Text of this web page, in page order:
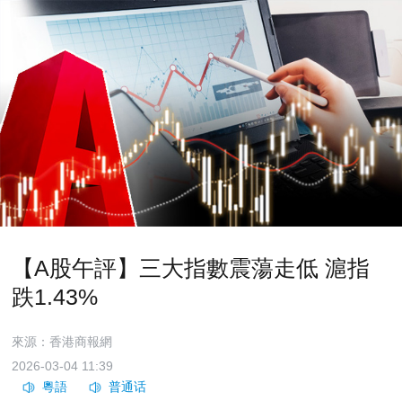
【A股午評】三大指數震蕩走低 滬指
跌1.43%
來源：香港商報網
2026-03-04 11:39